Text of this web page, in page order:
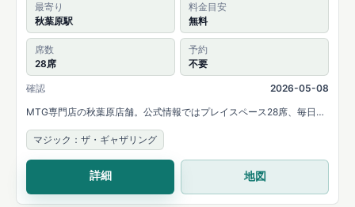
最寄り
秋葉原駅
料金目安
無料
席数
28席
予約
不要
確認
2026-05-08
MTG専門店の秋葉原店舗。公式情報ではプレイスペース28席、毎日イ
ベントや初心者体験会を案内しています。
マジック：ザ・ギャザリング
詳細 地図